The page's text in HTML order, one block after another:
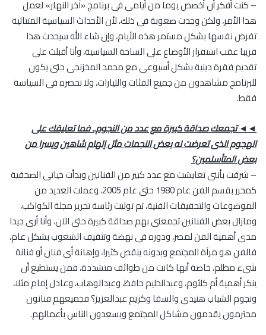
– كنت أفكر أن أخصص يوما من أيامى فى برنامج «آخر النهار» لعمل
هذا الأمر، ولكن وجدت صعوبة فى ذلك، لأن الأحداث السياسية المتتالية
تفرض نفسها بشكل مستمر هذه الأيام، وإن شاء الله سيحدث هذا
قريبا عقب استقرار الأوضاع على الساحة السياسية، وأنا أقبلت على
تقديم فقرة دينية بشكل أسبوعى مع محمد المخزنجى حتى يكون
للبرنامج مشاهدون من جميع الفئات والتيارات، ولا نحصره فى السياسة
فقط.
◄◄ تجمعك صداقة كبيرة مع عدد من النجوم.. فما تعليقك على
الهجوم الذى تعرضت له بعض النجمات مثل إلهام شاهين ويسرا من
بعض المتأسلمين؟
– شرفت بأننى تعايشت مع عدد كبير من الفنانين وبدأت حياتى الصحفية
كمحرر بقسم الفن عام 1980 حتى عام 2005، وعملت العديد من
الموضوعات والتحقيقات الفنية، ثم توليت رئاسة تحرير مجلة الكواكب،
ومازال بعض الفنانين تجمعنى بهم صداقة كبيرة حتى الآن، وأنا أرى جيدا
مدى أهمية الفن لمصر، ودوره فى نهضة وتثقيف الشعوب بشكل عام،
فالفن هو مرآة المجتمع وبدونه ينقص كثيرا، وإهانة أى فنان أو فنانة
شىء مظلم، خاصة أنها كانت من طوائف متشددة، فمن يستطيع أن
ينكر أهمية أم كلثوم، وعبدالحليم حافظ، وعبدالوهاب، وعادل إمام مثلا،
ونجوم الشباب هنيدى والسقا وكريم عبدالعزيز؟ فجميعهم فنانون
محترمون يقدمون مشاكل المجتمع ويسعدون الناس بأعمالهم.